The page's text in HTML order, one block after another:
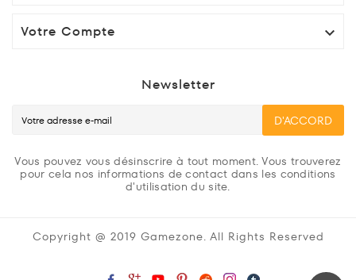
Votre Compte 
Newsletter
D'ACCORD
Vous pouvez vous désinscrire à tout moment. Vous trouverez
pour cela nos informations de contact dans les conditions
d'utilisation du site.
Copyright @ 2019 Gamezone. All Rights Reserved